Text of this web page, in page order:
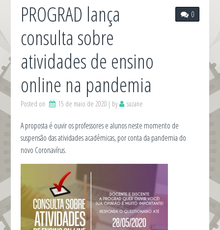
0
PROGRAD lança
consulta sobre
atividades de ensino
online na pandemia
Posted on 15 de maio de 2020 by suzane
A proposta é ouvir os professores e alunos neste momento de
suspensão das atividades acadêmicas, por conta da pandemia do
novo Coronavírus.